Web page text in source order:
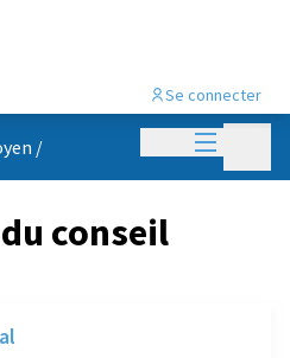
Menu
Se connecter
/
conseil